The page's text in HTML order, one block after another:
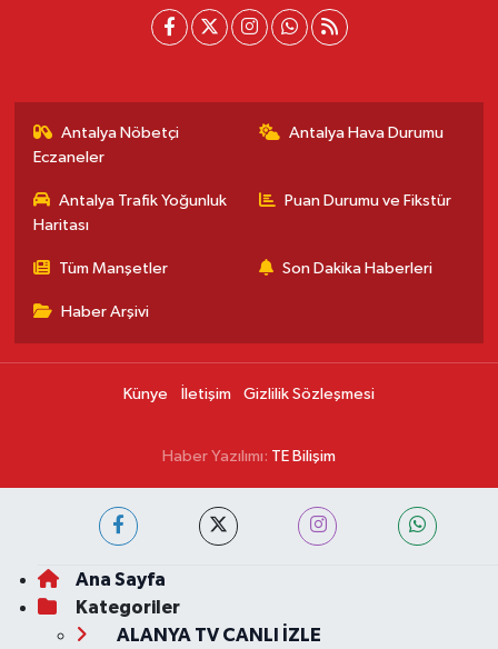
Antalya Nöbetçi
Eczaneler
Antalya Hava Durumu
Antalya Trafik Yoğunluk
Haritası
Puan Durumu ve Fikstür
Tüm Manşetler Son Dakika Haberleri
Haber Arşivi
Künye İletişim Gizlilik Sözleşmesi
Haber Yazılımı: TE Bilişim
Ana Sayfa
Kategoriler
ALANYA TV CANLI İZLE